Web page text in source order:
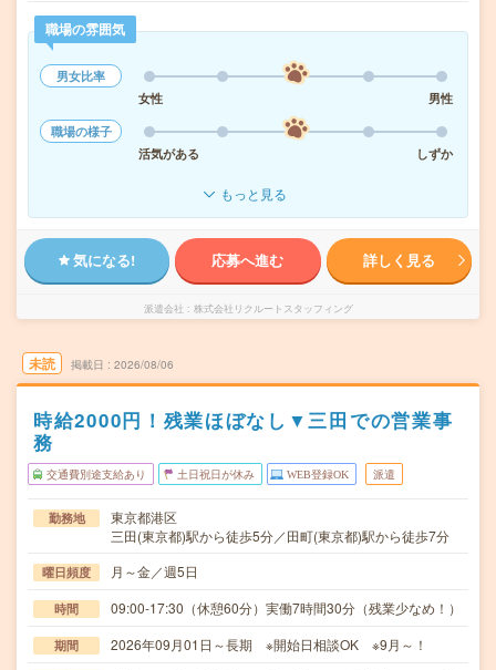
職場の雰囲気
男女比率
女性
男性
職場の様子
活気がある
しずか
もっと見る
気になる! 応募へ進む 詳しく見る
派遣会社 株式会社リクルートスタッフィング
未読 掲載日 2026/08/06
時給2000円！残業ほぼなし▼三田での営業事
務
交通費別途支給あり 土日祝日が休み WEB登録OK 派遣
勤務地
東京都港区
三田(東京都)駅から徒歩5分／田町(東京都)駅から徒歩7分
曜日頻度 月～金／週5日
時間 09:00-17:30（休憩60分）実働7時間30分（残業少なめ！）
期間 2026年09月01日～長期 ※開始日相談OK ※9月～！